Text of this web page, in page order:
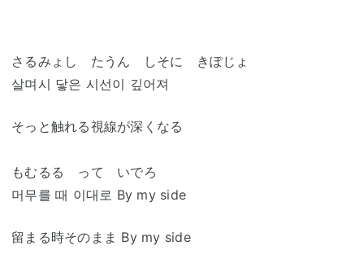
さるみょし たうん しそに きぽじょ
살며시 닿은 시선이 깊어져
そっと触れる視線が深くなる
もむるる って いでろ
머무를 때 이대로 By my side
留まる時そのまま By my side